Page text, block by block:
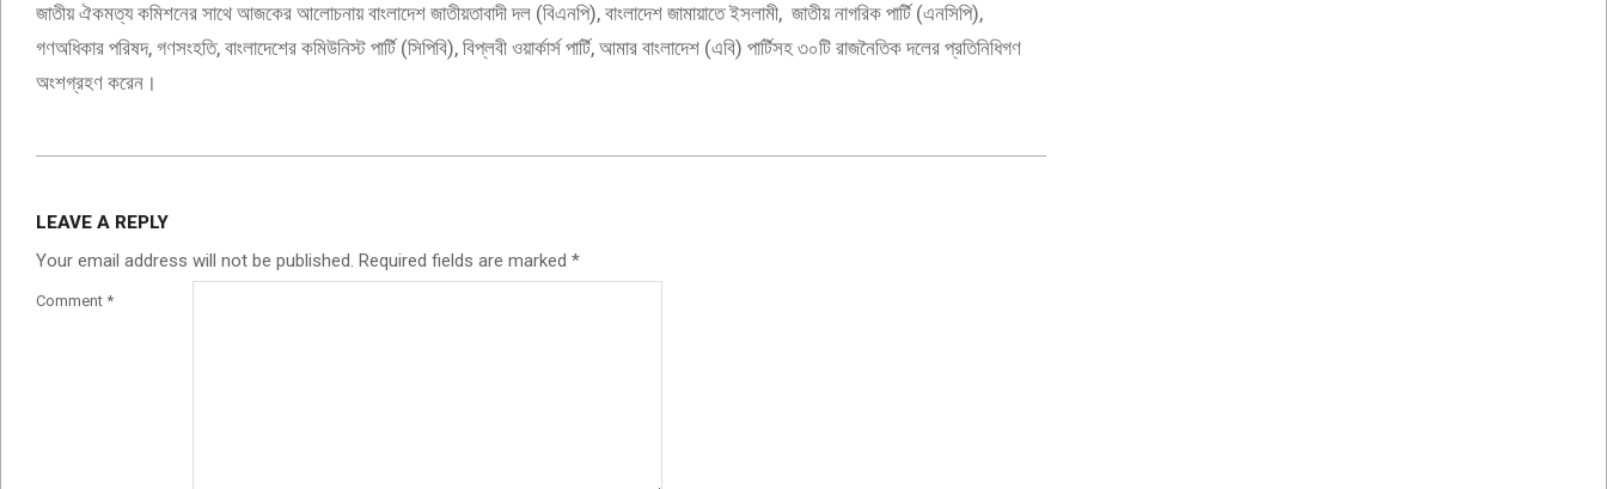
জাতীয় ঐকমত্য কমিশনের সাথে আজকের আলোচনায় বাংলাদেশ জাতীয়তাবাদী দল (বিএনপি), বাংলাদেশ জামায়াতে ইসলামী, জাতীয় নাগরিক পার্টি (এনসিপি),
গণঅধিকার পরিষদ, গণসংহতি, বাংলাদেশের কমিউনিস্ট পার্টি (সিপিবি), বিপ্লবী ওয়ার্কার্স পার্টি, আমার বাংলাদেশ (এবি) পার্টিসহ ৩০টি রাজনৈতিক দলের প্রতিনিধিগণ
অংশগ্রহণ করেন।
31
LEAVE A REPLY
Your email address will not be published. Required fields are marked *
Comment *